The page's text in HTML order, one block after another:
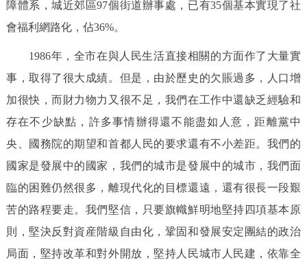
障體系，城近郊區97個街道辦事處，已有35個基本實現了社
會福利網路化，佔36%。
1986年，全市在與人民生活直接相關的方面作了大量實
事，取得了很大成績。但是，由於歷史的欠賬過多，人口增
加很快，而財力物力又很不足，我們在工作中還缺乏經驗和
存在不少缺點，許多事情辦得還不能盡如人意，距離黨中
央、國務院的期望和首都人民的要求還有不小差距。我們的
國家是發展中的國家，我們的城市是發展中的城市，我們面
臨的困難仍然很多，離現代化的目標還遠，還有很長一段艱
苦的路程要走。我們堅信，只要旗幟鮮明地堅持四項基本原
則，堅決反對資産階級自由化，鞏固和發展安定團結的政治
局面，堅持改革和對外開放，堅持人民城市人民建，依靠全